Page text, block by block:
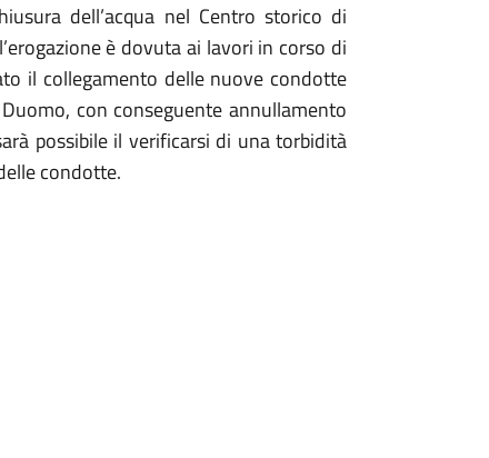
dell’acqua nel Centro storico di
è dovuta ai lavori in corso di
il collegamento delle nuove condotte
con conseguente annullamento
possibile il verificarsi di una torbidità
condotte.